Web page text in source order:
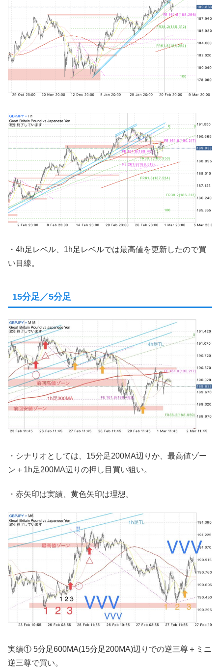
・4h足レベル、1h足レベルでは最高値を更新したので買
い目線。
15分足／5分足
・シナリオとしては、15分足200MA辺りか、最高値ゾー
ン＋1h足200MA辺りの押し目買い狙い。
・赤矢印は実績、黄色矢印は理想。
実績① 5分足600MA(15分足200MA)辺りでの逆三尊＋ミニ
逆三尊で買い。